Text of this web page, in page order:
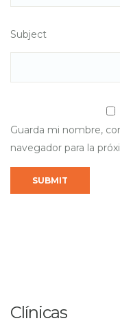
Subject
Guarda mi nombre,
navegador para la
Clínicas